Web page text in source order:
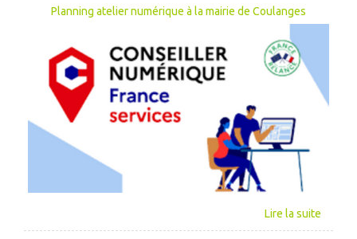
Planning atelier numérique à la mairie de Coulanges